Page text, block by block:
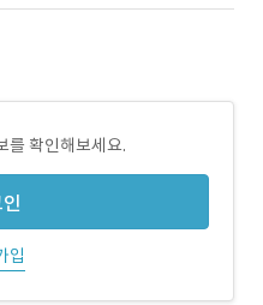
를 확인해보세요.
입